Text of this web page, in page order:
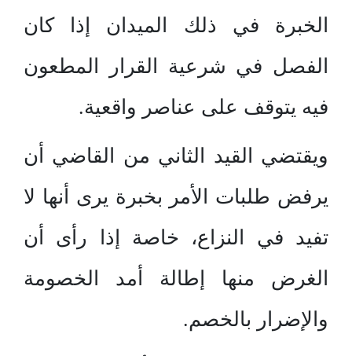
الخبرة في ذلك الميدان إذا كان
الفصل في شرعية القرار المطعون
فيه يتوقف على عناصر واقعية.
ويقتضي القيد الثاني من القاضي أن
يرفض طلبات الأمر بخبرة يرى أنها لا
تفيد في النزاع، خاصة إذا رأى أن
الغرض منها إطالة أمد الخصومة
والإضرار بالخصم.